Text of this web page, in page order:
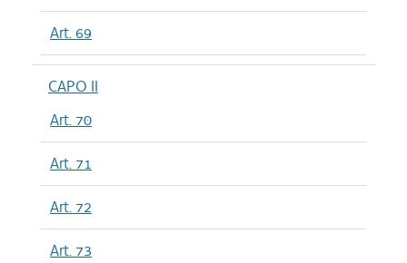
Art. 69
CAPO II
Art. 70
Art. 71
Art. 72
Art. 73